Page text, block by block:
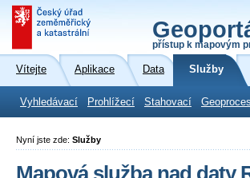
přístup k mapovým
Vítejte Aplikace Data Služby
Vyhledávací Prohlížecí Stahovací
Nyní jste zde: Služby
Mapová služba nad daty